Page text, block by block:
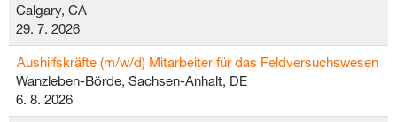
Calgary, CA
29. 7. 2026
Aushilfskräfte (m/w/d) Mitarbeiter für das Feldversuchswesen
Wanzleben-Börde, Sachsen-Anhalt, DE
6. 8. 2026